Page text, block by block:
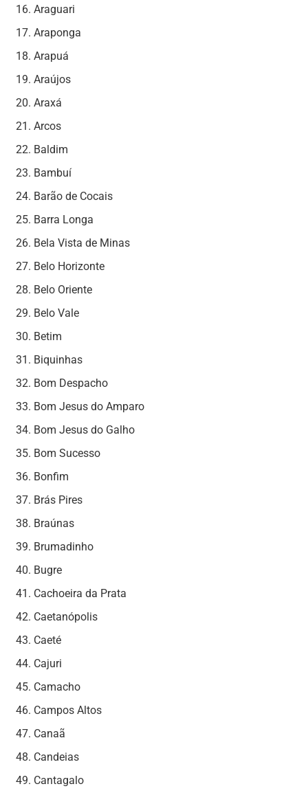
Araguari
Araponga
Arapuá
Araújos
Araxá
Arcos
Baldim
Bambuí
Barão de Cocais
Barra Longa
Bela Vista de Minas
Belo Horizonte
Belo Oriente
Belo Vale
Betim
Biquinhas
Bom Despacho
Bom Jesus do Amparo
Bom Jesus do Galho
Bom Sucesso
Bonfim
Brás Pires
Braúnas
Brumadinho
Bugre
Cachoeira da Prata
Caetanópolis
Caeté
Cajuri
Camacho
Campos Altos
Canaã
Candeias
Cantagalo